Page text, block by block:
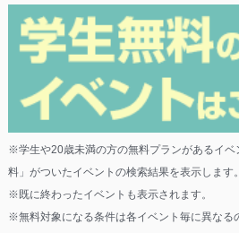
※学生や20歳未満の方の無料プランがあるイベ
料」がついたイベントの検索結果を表示します。
※既に終わったイベントも表示されます。
※無料対象になる条件は各イベント毎に異なる